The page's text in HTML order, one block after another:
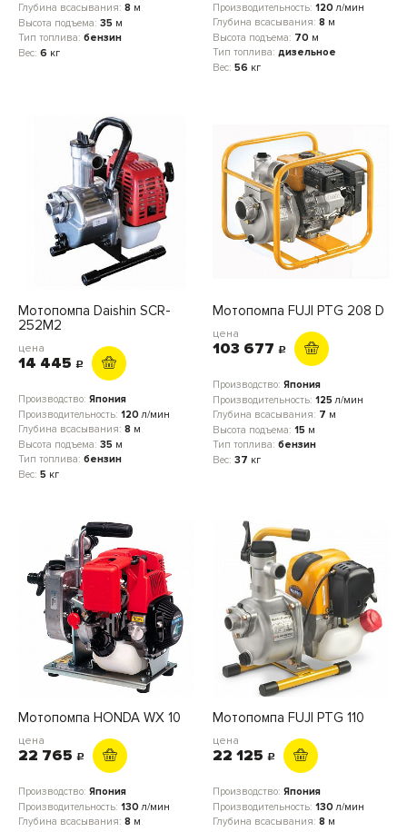
Глубина всасывания: 8 м
Высота подъема: 35 м
Тип топлива: бензин
Вес: 6 кг
Производительность: 120 л/мин
Глубина всасывания: 8 м
Высота подъема: 70 м
Тип топлива: дизельное
Вес: 56 кг
Мотопомпа Daishin SCR-
252M2
цена
14 445 c
Производство: Япония
Производительность: 120 л/мин
Глубина всасывания: 8 м
Высота подъема: 35 м
Тип топлива: бензин
Вес: 5 кг
Мотопомпа FUJI PTG 208 D
цена
103 677 c
Производство: Япония
Производительность: 125 л/мин
Глубина всасывания: 7 м
Высота подъема: 15 м
Тип топлива: бензин
Вес: 37 кг
Мотопомпа HONDA WX 10
цена
22 765 c
Производство: Япония
Производительность: 130 л/мин
Глубина всасывания: 8 м
Мотопомпа FUJI PTG 110
цена
22 125 c
Производство: Япония
Производительность: 130 л/мин
Глубина всасывания: 8 м